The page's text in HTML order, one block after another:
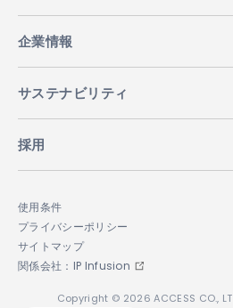
企業情報
サステナビリティ
採用
使用条件
プライバシーポリシー
サイトマップ
関係会社：IP Infusion
Copyright © 2026 ACCESS CO.,